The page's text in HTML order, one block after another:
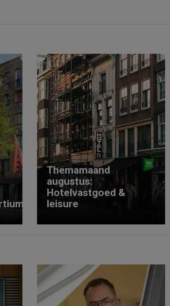
Themamaand
augustus:
Hotelvastgoed &
leisure